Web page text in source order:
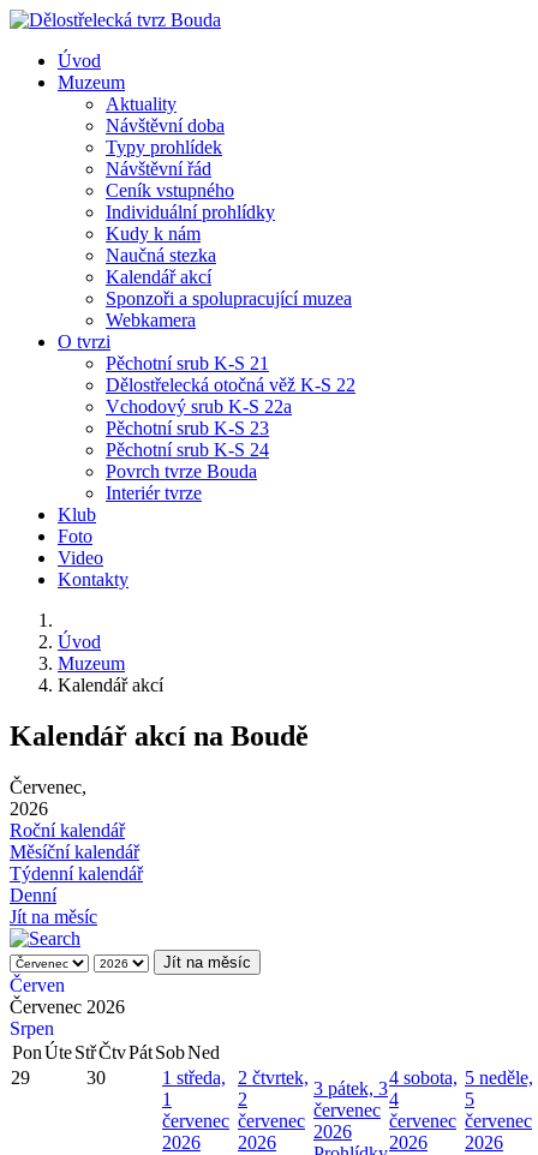
Úvod
Muzeum
Aktuality
Návštěvní doba
Typy prohlídek
Návštěvní řád
Ceník vstupného
Individuální prohlídky
Kudy k nám
Naučná stezka
Kalendář akcí
Sponzoři a spolupracující muzea
Webkamera
O tvrzi
Pěchotní srub K-S 21
Dělostřelecká otočná věž K-S 22
Vchodový srub K-S 22a
Pěchotní srub K-S 23
Pěchotní srub K-S 24
Povrch tvrze Bouda
Interiér tvrze
Klub
Foto
Video
Kontakty
Úvod
Muzeum
Kalendář akcí
Kalendář akcí na Boudě
Červenec,
2026
Roční kalendář
Měsíční kalendář
Týdenní kalendář
Denní
Jít na měsíc
Jít na měsíc
Červen
Červenec 2026
Srpen
PonÚteStřČtvPátSobNed
29
30 1 středa,
1
červenec
2026
2 čtvrtek,
2
červenec
2026
3 pátek, 3
červenec
2026
4 sobota,
4
červenec
2026
5 neděle,
5
červenec
2026